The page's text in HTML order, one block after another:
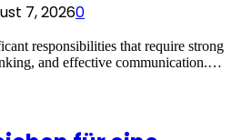
7, 20260
responsibilities that require strong
and effective communication.…